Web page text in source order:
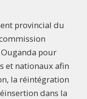
provincial du
pour
et nationaux afin
la réintégration
dans la